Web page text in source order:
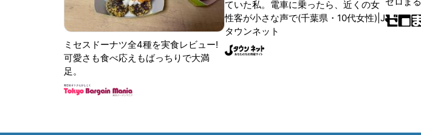
ミセスドーナツ全4種を実食レビュー!
可愛さも食べ応えもばっちりで大満
足。
ていた私。電車に乗ったら、近くの女
性客が小さな声で(千葉県・10代女性)|J
タウンネット